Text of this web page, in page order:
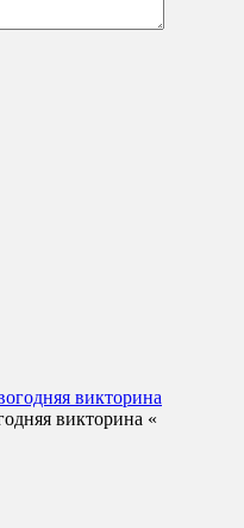
викторина
викторина «